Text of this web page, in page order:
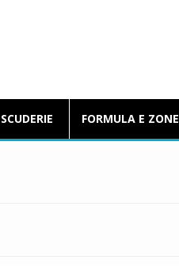
SCUDERIE FORMULA E ZONE